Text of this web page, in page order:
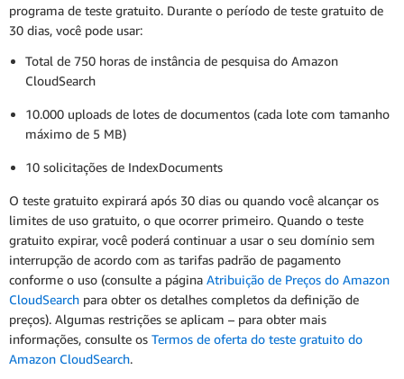
programa de teste gratuito. Durante o período de teste gratuito de
30 dias, você pode usar:
Total de 750 horas de instância de pesquisa do Amazon
CloudSearch
10.000 uploads de lotes de documentos (cada lote com tamanho
máximo de 5 MB)
10 solicitações de IndexDocuments
O teste gratuito expirará após 30 dias ou quando você alcançar os
limites de uso gratuito, o que ocorrer primeiro. Quando o teste
gratuito expirar, você poderá continuar a usar o seu domínio sem
interrupção de acordo com as tarifas padrão de pagamento
conforme o uso (consulte a página Atribuição de Preços do Amazon
CloudSearch para obter os detalhes completos da definição de
preços). Algumas restrições se aplicam – para obter mais
informações, consulte os Termos de oferta do teste gratuito do
Amazon CloudSearch.